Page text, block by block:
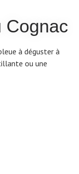
Cognac
à déguster à
ou une